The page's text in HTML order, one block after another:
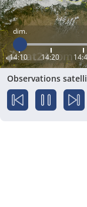
dim.
14:10 14:20
Observations